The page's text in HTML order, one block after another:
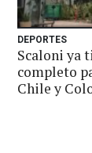
DEPORTES
Scaloni ya
completo
Chile y